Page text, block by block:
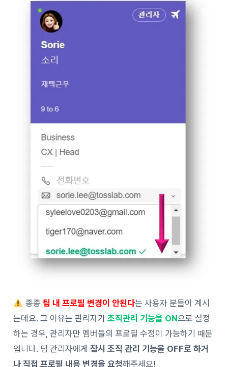
종종 팀 내 프로필 변경이 안된다는 사용자 분들이 계시
는데요.그 이유는 관리자가조직관리 기능을 ON으로 설정
하는 경우, 관리자만 멤버들의 프로필 수정이 가능하기 때문
입니다. 팀 관리자에게잠시 조직 관리 기능을 OFF로 하거
나 직접 프로필 내용 변경을 요청해주세요!